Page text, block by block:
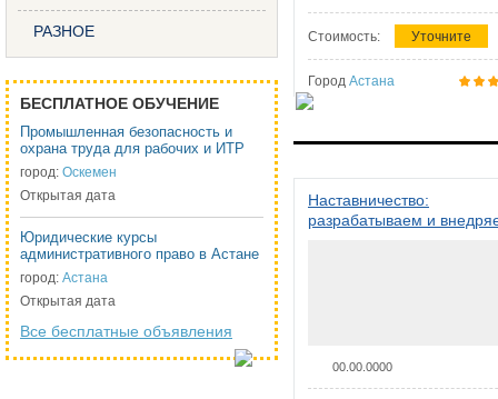
РАЗНОЕ
БЕСПЛАТНОЕ ОБУЧЕНИЕ
Промышленная безопасность и
охрана труда для рабочих и ИТР
город: Оскемен
Открытая дата
Юридические курсы
административного право в Астане
город: Астана
Открытая дата
Все бесплатные объявления
Стоимость: Уточните
Город Астана
Наставничество:
разрабатываем и
00.00.0000